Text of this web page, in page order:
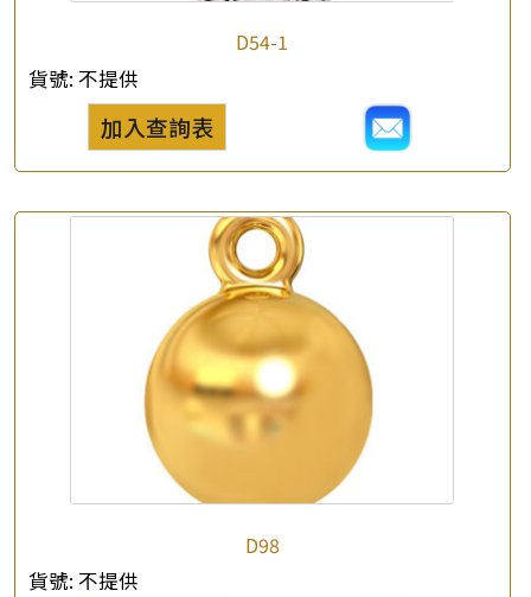
公司名稱
*e-mail
*聯絡電話
查詢以下產品
D54-1
貨號: 不提供
加入查詢表
D98
貨號: 不提供